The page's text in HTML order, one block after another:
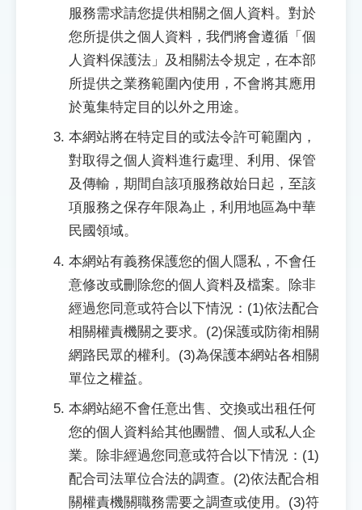
服務需求請您提供相關之個人資料。對於
您所提供之個人資料，我們將會遵循「個
人資料保護法」及相關法令規定，在本部
所提供之業務範圍內使用，不會將其應用
於蒐集特定目的以外之用途。
本網站將在特定目的或法令許可範圍內，
對取得之個人資料進行處理、利用、保管
及傳輸，期間自該項服務啟始日起，至該
項服務之保存年限為止，利用地區為中華
民國領域。
本網站有義務保護您的個人隱私，不會任
意修改或刪除您的個人資料及檔案。除非
經過您同意或符合以下情況：(1)依法配合
相關權責機關之要求。(2)保護或防衛相關
網路民眾的權利。(3)為保護本網站各相關
單位之權益。
本網站絕不會任意出售、交換或出租任何
您的個人資料給其他團體、個人或私人企
業。除非經過您同意或符合以下情況：(1)
配合司法單位合法的調查。(2)依法配合相
關權責機關職務需要之調查或使用。(3)符